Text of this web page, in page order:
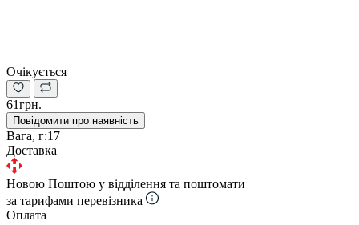
Очікується
61грн.
Повідомити про наявність
Вага, г:17
Доставка
Новою Поштою у відділення та поштомати
за тарифами перевізника
Оплата